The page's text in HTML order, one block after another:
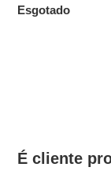
Esgotado
É cliente